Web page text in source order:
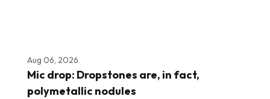
Aug 06, 2026
Mic drop: Dropstones are, in fact,
polymetallic nodules